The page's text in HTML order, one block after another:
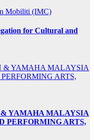
Mobiliti (IMC)
for Cultural and
YAMAHA MALAYSIA
PERFORMING ARTS,